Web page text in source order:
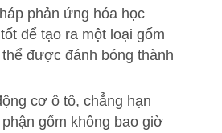
phản ứng hóa học
để tạo ra một loại gốm
được đánh bóng thành
cơ ô tô, chẳng hạn
gốm không bao giờ